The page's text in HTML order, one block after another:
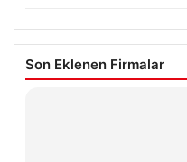
Son Eklenen Firmalar